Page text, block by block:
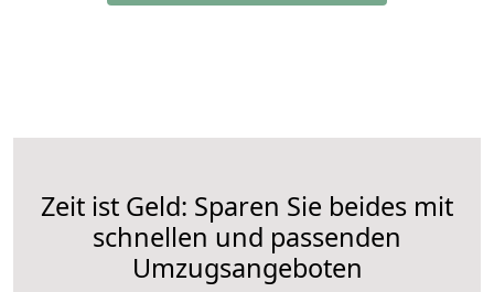
Zeit ist Geld: Sparen Sie beides mit
schnellen und passenden
Umzugsangeboten